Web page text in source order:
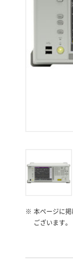
※ 本ページに
ございます。